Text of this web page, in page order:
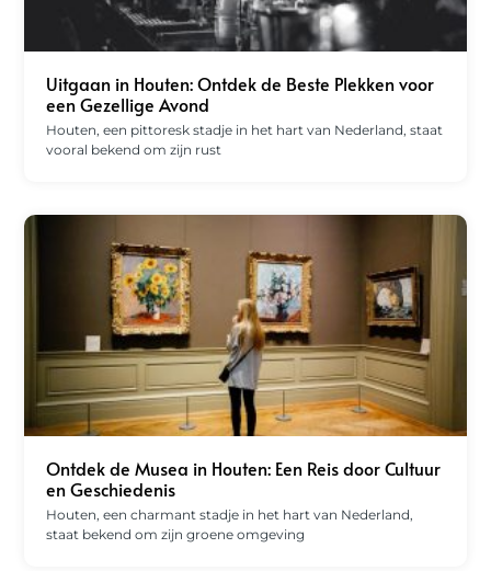
Uitgaan in Houten: Ontdek de Beste Plekken voor
een Gezellige Avond
Houten, een pittoresk stadje in het hart van Nederland, staat
vooral bekend om zijn rust
Ontdek de Musea in Houten: Een Reis door Cultuur
en Geschiedenis
Houten, een charmant stadje in het hart van Nederland,
staat bekend om zijn groene omgeving